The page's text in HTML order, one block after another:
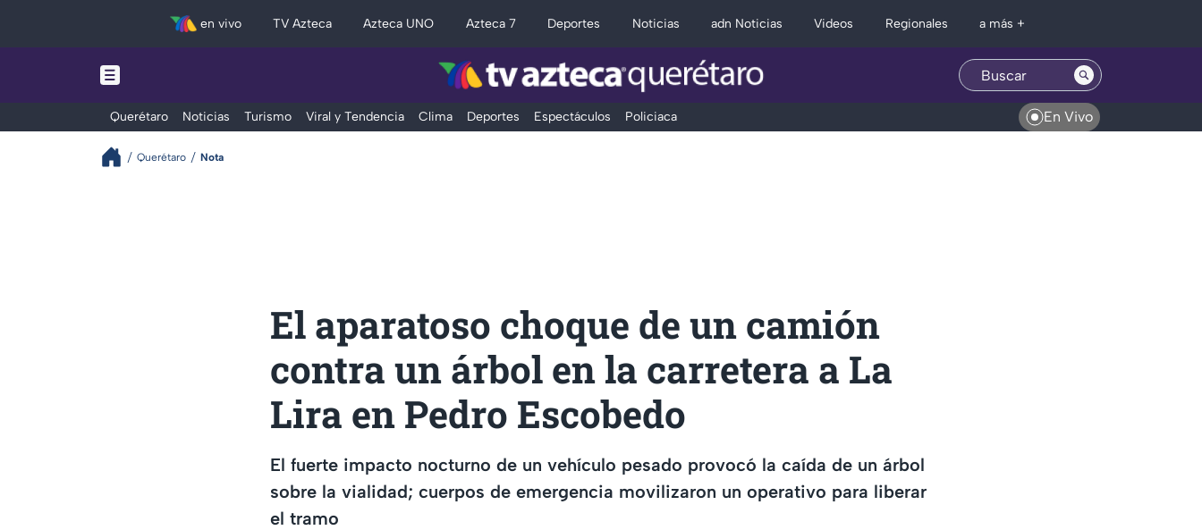
en vivo TV Azteca Azteca UNO Azteca 7 Deportes Noticias adn Noticias Videos Regionales a más +
Querétaro Noticias Turismo Viral y Tendencia Clima Deportes Espectáculos Policiaca En Vivo
Querétaro Nota
El aparatoso choque de un camión
contra un árbol en la carretera a La
Lira en Pedro Escobedo
El fuerte impacto nocturno de un vehículo pesado provocó la caída de un árbol
sobre la vialidad; cuerpos de emergencia movilizaron un operativo para liberar
el tramo